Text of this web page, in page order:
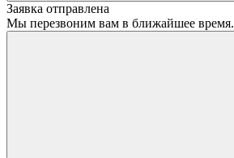
Заявка отправлена
Мы перезвоним вам в ближайшее время.